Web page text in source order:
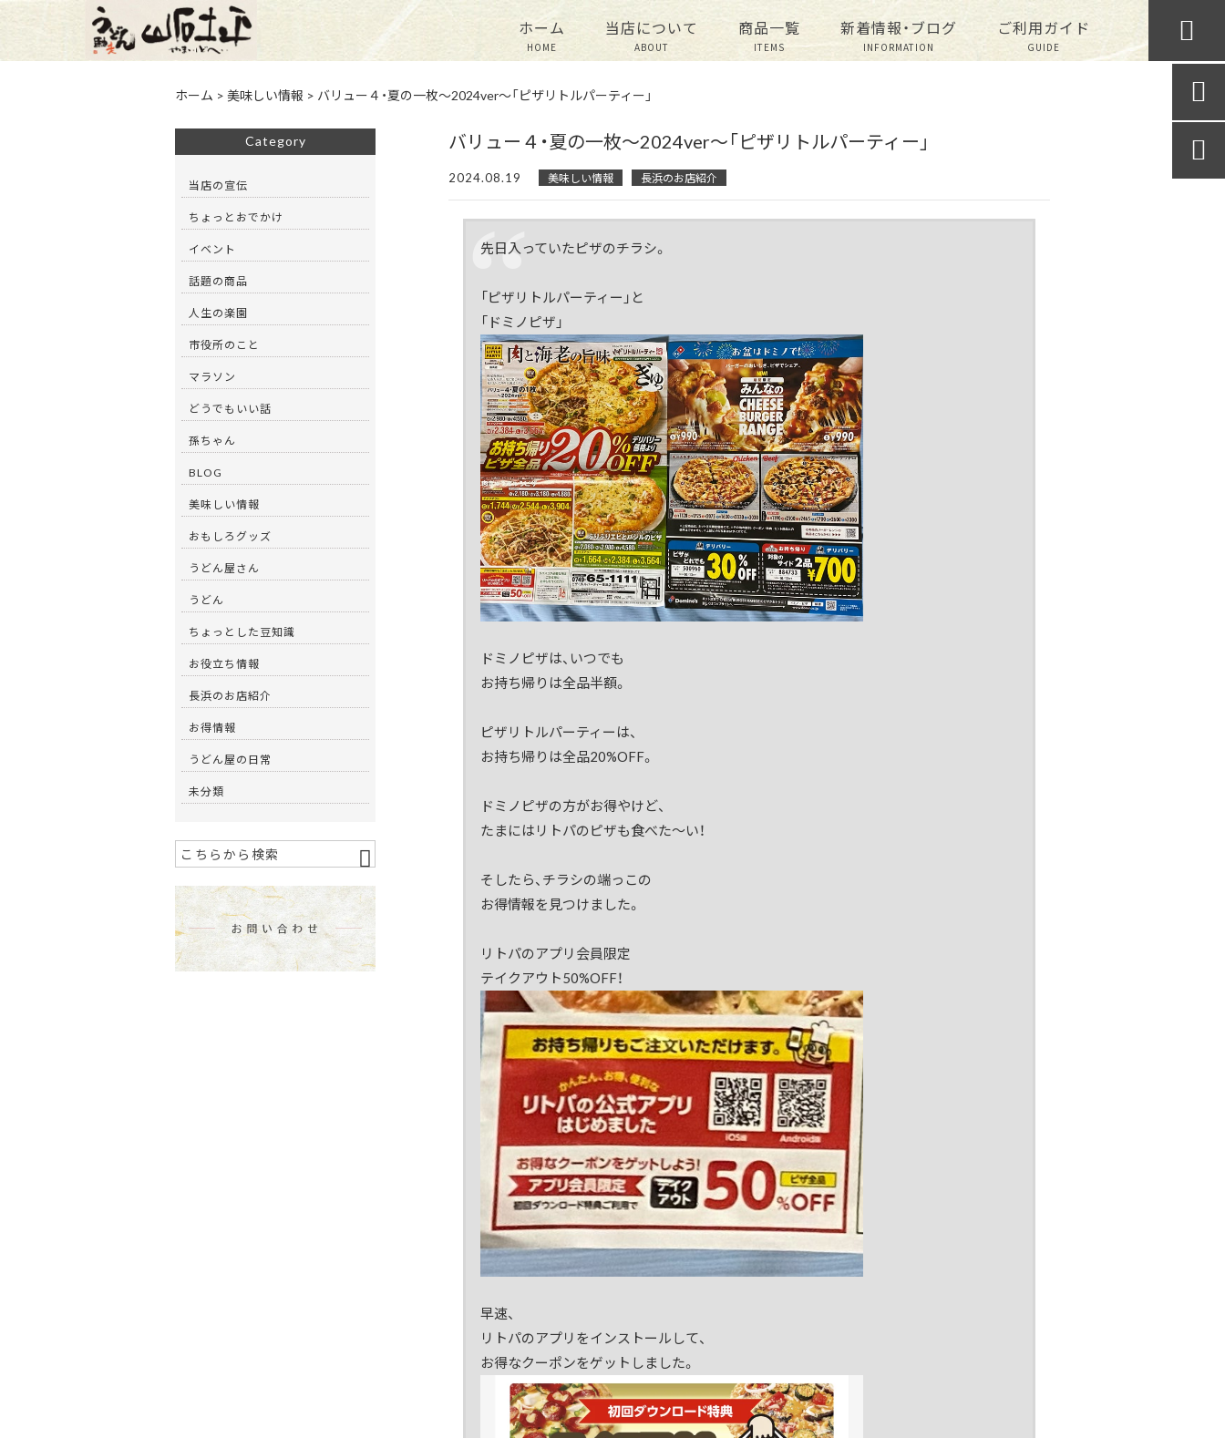
ホーム
HOME
当店について
ABOUT
商品一覧
ITEMS
新着情報・ブログ
INFORMATION
ご利用ガイド
GUIDE

ホーム > 美味しい情報 > バリュー４・夏の一枚～2024ver～「ピザリトルパーティー」
バリュー４・夏の一枚～2024ver～「ピザリトルパーティー」
2024.08.19 美味しい情報 長浜のお店紹介
先日入っていたピザのチラシ。
「ピザリトルパーティー」と
「ドミノピザ」
ドミノピザは、いつでも
お持ち帰りは全品半額。
ピザリトルパーティーは、
お持ち帰りは全品20%OFF。
ドミノピザの方がお得やけど、
たまにはリトパのピザも食べた～い！
そしたら、チラシの端っこの
お得情報を見つけました。
リトパのアプリ会員限定
テイクアウト50%OFF！
早速、
リトパのアプリをインストールして、
お得なクーポンをゲットしました。
Category
当店の宣伝
ちょっとおでかけ
イベント
話題の商品
人生の楽園
市役所のこと
マラソン
どうでもいい話
孫ちゃん
BLOG
美味しい情報
おもしろグッズ
うどん屋さん
うどん
ちょっとした豆知識
お役立ち情報
長浜のお店紹介
お得情報
うどん屋の日常
未分類

